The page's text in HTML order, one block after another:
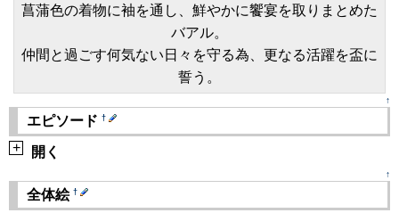
菖蒲色の着物に袖を通し、鮮やかに饗宴を取りまとめた
バアル。
仲間と過ごす何気ない日々を守る為、更なる活躍を盃に
誓う。
↑
エピソード †
+ 開く
↑
全体絵 †